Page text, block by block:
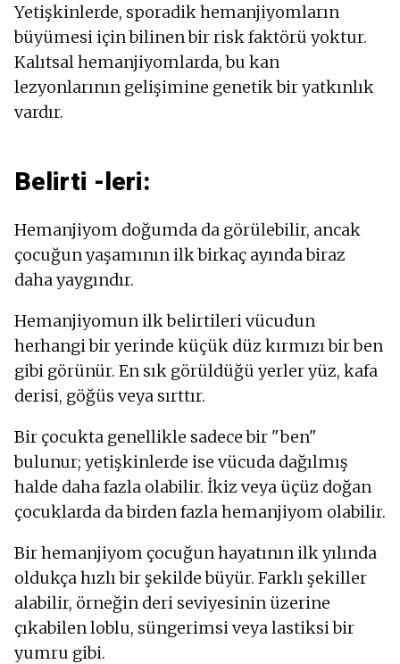
Yetişkinlerde, sporadik hemanjiyomların
büyümesi için bilinen bir risk faktörü yoktur.
Kalıtsal hemanjiyomlarda, bu kan
lezyonlarının gelişimine genetik bir yatkınlık
vardır.
Belirti -leri:
Hemanjiyom doğumda da görülebilir, ancak
çocuğun yaşamının ilk birkaç ayında biraz
daha yaygındır.
Hemanjiyomun ilk belirtileri vücudun
herhangi bir yerinde küçük düz kırmızı bir ben
gibi görünür. En sık görüldüğü yerler yüz, kafa
derisi, göğüs veya sırttır.
Bir çocukta genellikle sadece bir "ben"
bulunur; yetişkinlerde ise vücuda dağılmış
halde daha fazla olabilir. İkiz veya üçüz doğan
çocuklarda da birden fazla hemanjiyom olabilir.
Bir hemanjiyom çocuğun hayatının ilk yılında
oldukça hızlı bir şekilde büyür. Farklı şekiller
alabilir, örneğin deri seviyesinin üzerine
çıkabilen loblu, süngerimsi veya lastiksi bir
yumru gibi.